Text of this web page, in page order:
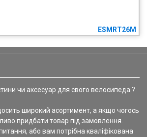
ESMRT26M
чи аксесуар для свого велосипеда ?
широкий асортимент, а якщо чогось
придбати товар під замовлення.
або вам потрібна кваліфікована